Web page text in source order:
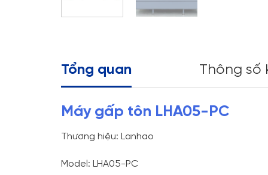
Tổng quan Thông số
Máy gấp tôn LHA05-PC
Thương hiệu: Lanhao
Model: LHA05-PC